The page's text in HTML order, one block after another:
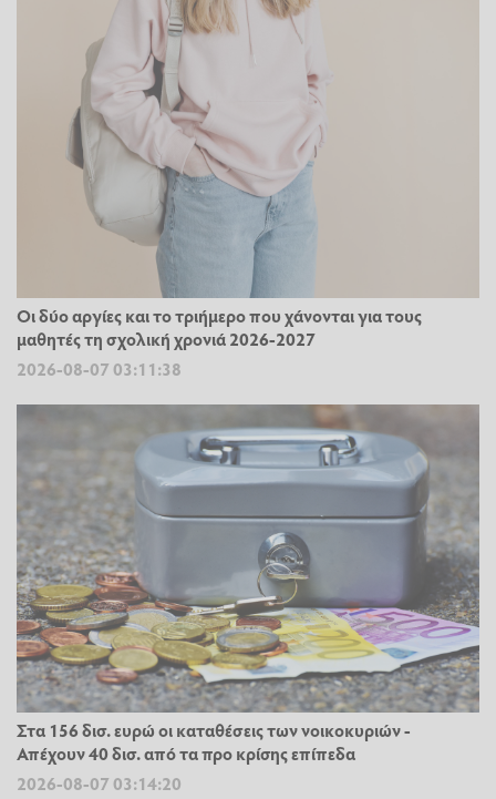
Οι δύο αργίες και το τριήμερο που χάνονται για τους
μαθητές τη σχολική χρονιά 2026-2027
2026-08-07 03:11:38
Στα 156 δισ. ευρώ οι καταθέσεις των νοικοκυριών -
Απέχουν 40 δισ. από τα προ κρίσης επίπεδα
2026-08-07 03:14:20